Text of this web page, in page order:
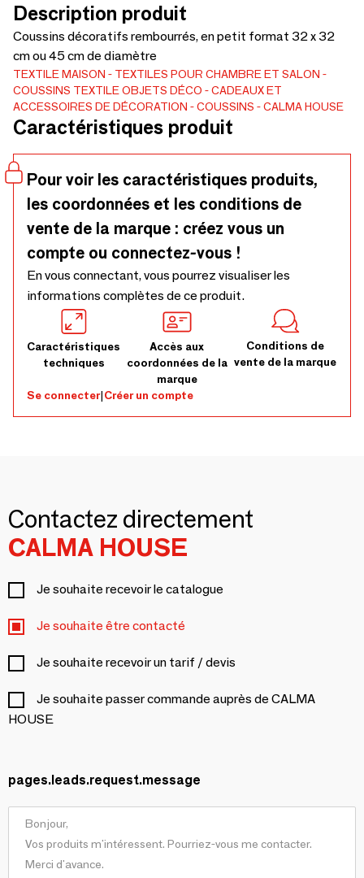
Description produit
Coussins décoratifs rembourrés, en petit format 32 x 32
cm ou 45 cm de diamètre
TEXTILE MAISON
TEXTILES POUR CHAMBRE ET SALON
COUSSINS TEXTILEOBJETS DÉCO
CADEAUX ET
ACCESSOIRES DE DÉCORATION
COUSSINS CALMA HOUSE
Caractéristiques produit
Pour voir les caractéristiques produits,
les coordonnées et les conditions de
vente de la marque : créez vous un
compte ou connectez-vous !
En vous connectant, vous pourrez visualiser les
informations complètes de ce produit.
Caractéristiques
techniques
Accès aux
coordonnées de la
marque
Conditions de
vente de la marque
Se connecter|Créer un compte
Contactez directement
CALMA HOUSE
Je souhaite recevoir le catalogue
Je souhaite être contacté
Je souhaite recevoir un tarif / devis
Je souhaite passer commande auprès de CALMA
HOUSE
pages.leads.request.message